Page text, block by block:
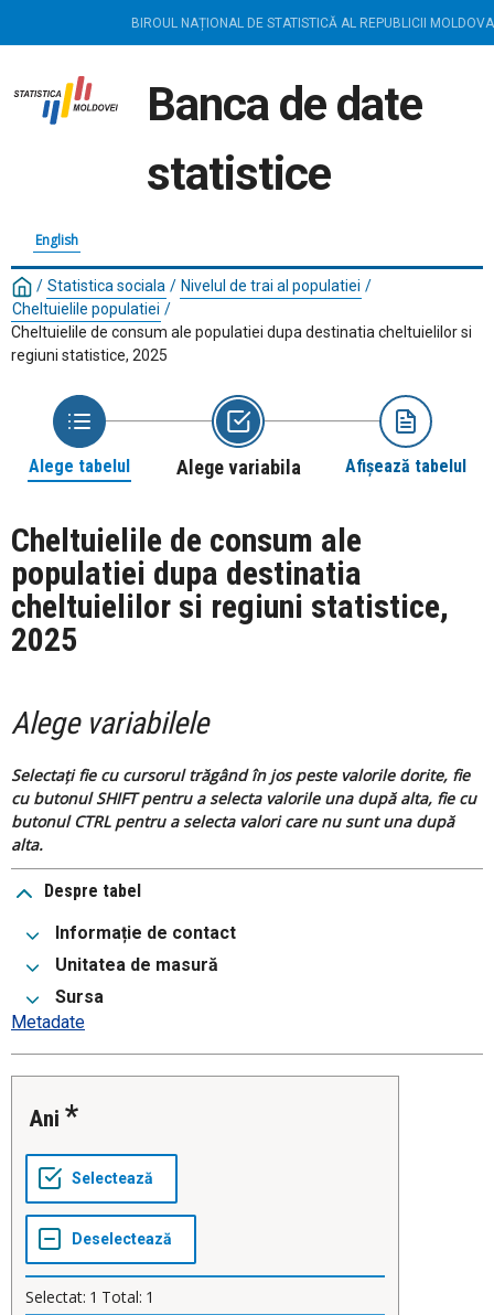
BIROUL NAȚIONAL DE STATISTICĂ AL REPUBLICII MOLDOVA
Banca de date
statistice
English
/ Statistica sociala / Nivelul de trai al populatiei /
Cheltuielile populatiei /
Cheltuielile de consum ale populatiei dupa destinatia cheltuielilor si
regiuni statistice, 2025
Alege tabelul Alege variabila Afișează tabelul
Cheltuielile de consum ale
populatiei dupa destinatia
cheltuielilor si regiuni statistice,
2025
Alege variabilele
Selectați fie cu cursorul trăgând în jos peste valorile dorite, fie
cu butonul SHIFT pentru a selecta valorile una după alta, fie cu
butonul CTRL pentru a selecta valori care nu sunt una după
alta.
Despre tabel
Informație de contact
Unitatea de masură
Sursa
Metadate
Ani
Selectat: 1 Total: 1